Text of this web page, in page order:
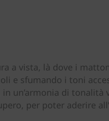
a vista, là dove i
e sfumando i toni
un’armonia di tonalità
per poter aderire